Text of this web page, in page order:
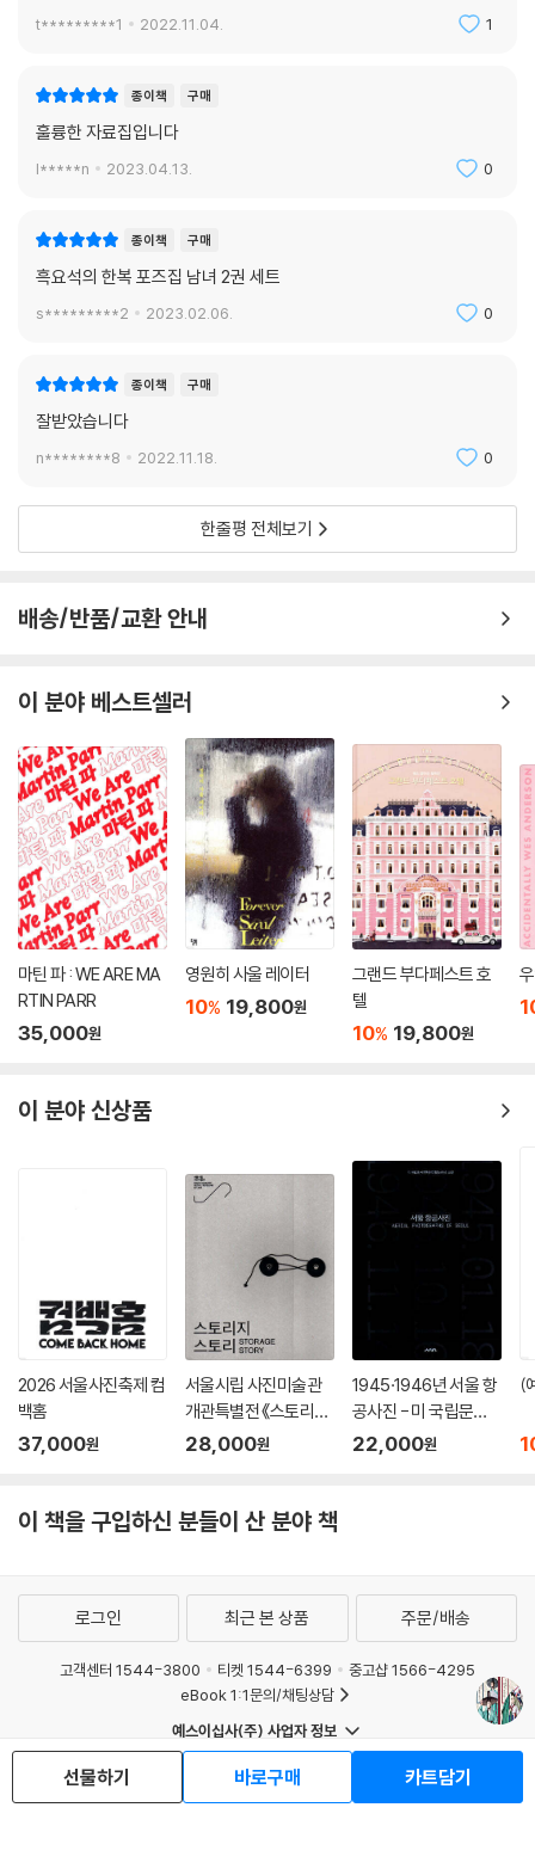
t*********1 2022.11.04. 1
종이책 구매
훌륭한 자료집입니다
l*****n 2023.04.13. 0
종이책 구매
흑요석의 한복 포즈집 남녀 2권 세트
s*********2 2023.02.06. 0
종이책 구매
잘받았습니다
n********8 2022.11.18. 0
한줄평 전체보기
배송/반품/교환 안내
이 분야 베스트셀러
마틴 파 : WE ARE MA
RTIN PARR
35,000원
영원히 사울 레이터
10% 19,800원
그랜드 부다페스트 호
텔
10% 19,800원
이 분야 신상품
2026 서울사진축제 컴
백홈
37,000원
서울시립 사진미술관
개관특별전 《스토리지
스토리》
28,000원
1945·1946년 서울 항
공사진 - 미 국립문서
기록관리청(NARA) 소
22,000원
(
이 책을 구입하신 분들이 산 분야 책
선물하기 바로구매 카트담기
로그인 최근 본 상품 주문/배송
고객센터 1544-3800 티켓 1544-6399
중고샵 1566-4295
eBook 1:1문의/채팅상담
예스이십사(주) 사업자 정보
이용약관
개인정보처리방침
회사소개
거래처관계자께